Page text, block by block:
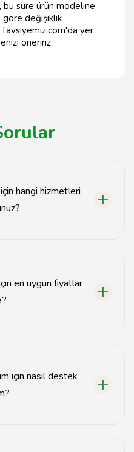
bu süre ürün modeline
göre değişiklik
yer
öneririz.
hangi hizmetleri
en uygun fiyatlar
için nasıl destek